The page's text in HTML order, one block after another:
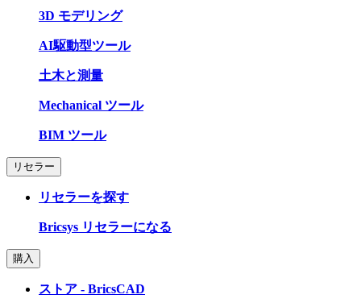
3D モデリング
AI駆動型ツール
土木と測量
Mechanical ツール
BIM ツール
リセラー
リセラーを探す
Bricsys リセラーになる
購入
ストア - BricsCAD